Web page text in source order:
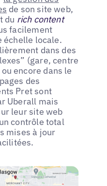
de son site web,
du rich content
facilement
échelle locale.
dans des
(gare, centre
encore dans le
des
Pret sont
Uberall mais
leur site web
contrôle total
mises à jour